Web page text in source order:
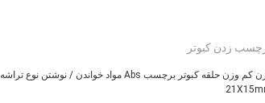
زدن کبوتر
وزن کم وزن حلقه کبوتر برچسب Abs مواد خواندن / نوشتن نوع تراشه